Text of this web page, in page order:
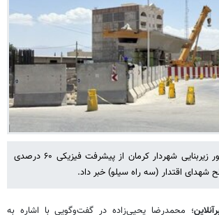
معاون حمل‌ونقل و امور زیربنایی شهردار کرمان از پیشرفت فیزیکی ۶۰ درصدی
شهدای اقتدار (سه راه سیلو) خبر داد.
؛ محمدرضا یحیی‌زاده در گفت‌وگویی با اشاره به